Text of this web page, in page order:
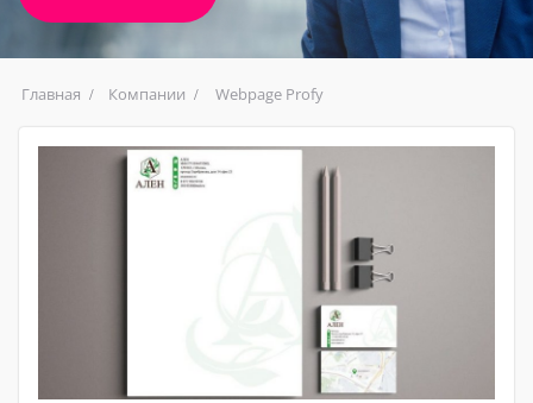
Главная Компании Webpage Profy